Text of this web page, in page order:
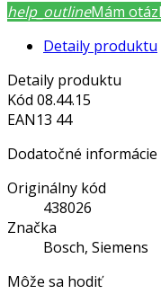
help_outlineMám
Detaily produktu
Detaily produktu
Kód 08.44.15
EAN13 44
Dodatočné informácie
Originálny kód
438026
Značka
Bosch, Siemens
Môže sa hodiť